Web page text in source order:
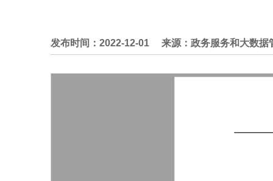
发布时间：2022-12-01 来源：政务服务和大数据